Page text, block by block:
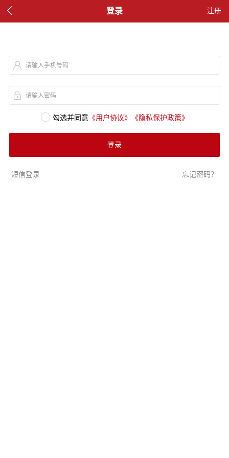
 登录 注册
请输入手机号码
请输入密码
勾选并同意 《用户协议》 《隐私保护政策》
登录
短信登录 忘记密码？